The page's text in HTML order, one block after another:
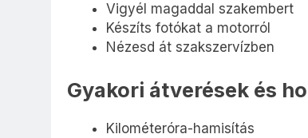
Vigyél magaddal szakembert
Készíts fotókat a motorról
Nézesd át szakszervízben
Gyakori átverések és
Kilométeróra-hamisítás